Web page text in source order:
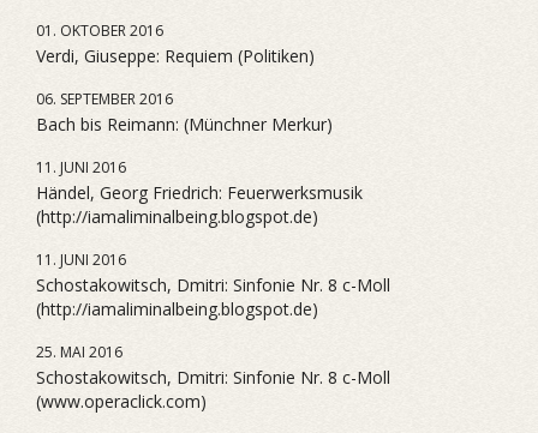
01. OKTOBER 2016
Verdi, Giuseppe: Requiem (Politiken)
06. SEPTEMBER 2016
Bach bis Reimann: (Münchner Merkur)
11. JUNI 2016
Händel, Georg Friedrich: Feuerwerksmusik
(http://iamaliminalbeing.blogspot.de)
11. JUNI 2016
Schostakowitsch, Dmitri: Sinfonie Nr. 8 c-Moll
(http://iamaliminalbeing.blogspot.de)
25. MAI 2016
Schostakowitsch, Dmitri: Sinfonie Nr. 8 c-Moll
(www.operaclick.com)